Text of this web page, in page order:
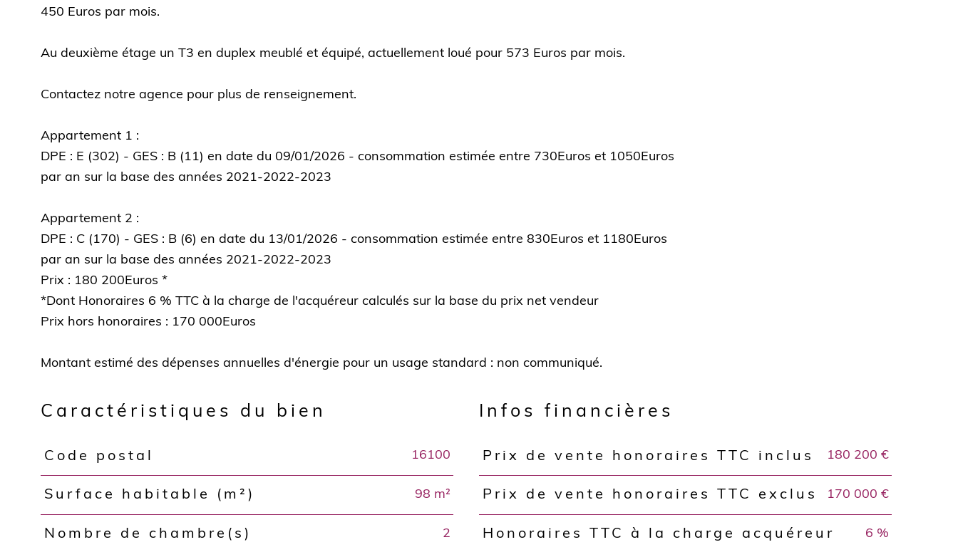
450 Euros par mois.
Au deuxième étage un T3 en duplex meublé et équipé, actuellement loué pour 573 Euros par mois.
Contactez notre agence pour plus de renseignement.
Appartement 1 :
DPE : E (302) - GES : B (11) en date du 09/01/2026 - consommation estimée entre 730Euros et 1050Euros
par an sur la base des années 2021-2022-2023
Appartement 2 :
DPE : C (170) - GES : B (6) en date du 13/01/2026 - consommation estimée entre 830Euros et 1180Euros
par an sur la base des années 2021-2022-2023
Prix : 180 200Euros *
*Dont Honoraires 6 % TTC à la charge de l'acquéreur calculés sur la base du prix net vendeur
Prix hors honoraires : 170 000Euros
Caractéristiques du bien
Caractéristiques Valeurs
Code postal 16100
Surface habitable (m²) 98 m²
Nombre de chambre(s) 2
Infos financières
Caractéristiques Valeurs
Prix de vente honoraires TTC inclus 180 200 €
Prix de vente honoraires TTC exclus 170 000 €
Honoraires TTC à la charge acquéreur 6 %